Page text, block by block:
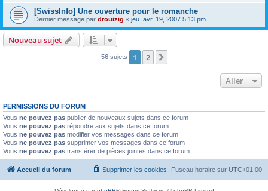
[SwissInfo] Une ouverture pour le romanche
Dernier message par drouizig « jeu. avr. 19, 2007 5:13 pm
Nouveau sujet
56 sujets 1 2
Aller
PERMISSIONS DU FORUM
Vous ne pouvez pas publier de nouveaux sujets dans ce forum
Vous ne pouvez pas répondre aux sujets dans ce forum
Vous ne pouvez pas modifier vos messages dans ce forum
Vous ne pouvez pas supprimer vos messages dans ce forum
Vous ne pouvez pas transférer de pièces jointes dans ce forum
Accueil du forum Fuseau horaire sur UTC+01:00
Supprimer les cookies